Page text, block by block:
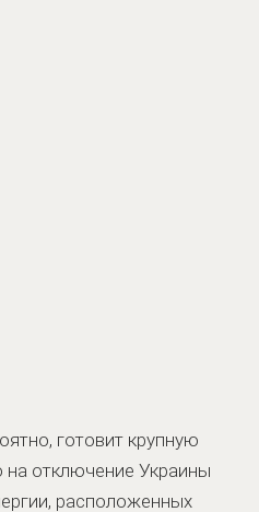
готовит крупную
отключение Украины
расположенных